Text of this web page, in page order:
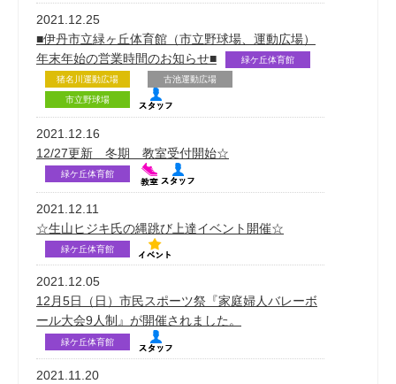
2021.12.25
■伊丹市立緑ヶ丘体育館（市立野球場、運動広場）
年末年始の営業時間のお知らせ■
緑ケ丘体育館
猪名川運動広場
古池運動広場
市立野球場
2021.12.16
12/27更新 冬期 教室受付開始☆
緑ケ丘体育館
2021.12.11
☆生山ヒジキ氏の縄跳び上達イベント開催☆
緑ケ丘体育館
2021.12.05
12月5日（日）市民スポーツ祭『家庭婦人バレーボ
ール大会9人制』が開催されました。
緑ケ丘体育館
2021.11.20